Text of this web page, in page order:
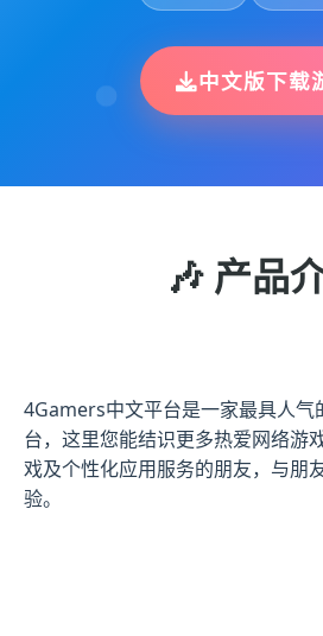
中文版下载
🎶 产品
4Gamers中文平台是一家最具人气
台，这里您能结识更多热爱网络游
戏及个性化应用服务的朋友，与朋
验。